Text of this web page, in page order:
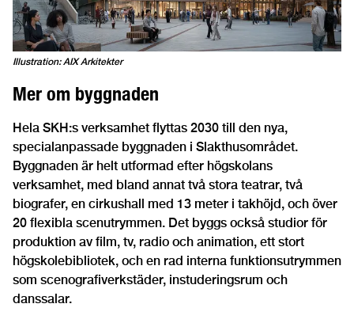
Illustration: AIX Arkitekter
Mer om byggnaden
Hela SKH:s verksamhet flyttas 2030 till den nya,
specialanpassade byggnaden i Slakthusområdet.
Byggnaden är helt utformad efter högskolans
verksamhet, med bland annat två stora teatrar, två
biografer, en cirkushall med 13 meter i takhöjd, och över
20 flexibla scenutrymmen. Det byggs också studior för
produktion av film, tv, radio och animation, ett stort
högskolebibliotek, och en rad interna funktionsutrymmen
som scenografiverkstäder, instuderingsrum och
danssalar.